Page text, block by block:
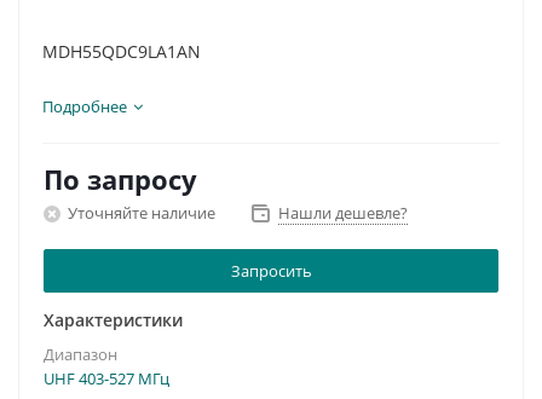
MDH55QDC9LA1AN
Подробнее
По запросу
Уточняйте наличие Нашли дешевле?
Запросить
Характеристики
Диапазон
UHF 403-527 МГц